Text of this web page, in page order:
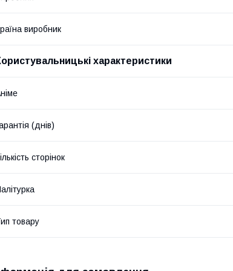
виробник
характеристики
(днів)
сторінок
товару